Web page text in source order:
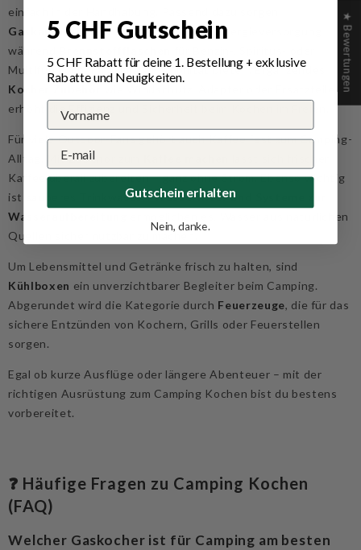
einfach in der Handhabung. Passend dazu sorgen
Gaskartuschen
für eine zuverlässige Energieversorgung,
während
Multifuelkocher maximale Flexibilität bieten. Ergänzendes
Kocher Zubehör
wie Windschutz, Adapter oder Ersatzteile
erhöht die Effizienz und Sicherheit beim Kochen im Freien.
Für viele Outdoor-Fans gehört auch Kaffee fest zum Camping-
Alltag. Mit Zubehör zum
Kaffee überall zubereiten – ganz ohne Strom. Ebenso wichtig
ist sauberes Trinkwasser:Wasserfilter und Systeme zur
Wasseraufbereitung
ermöglichen es, Wasser aus natürlichen
Quellen sicher nutzbar zu machen.
Um Lebensmittel und Getränke frisch zu halten, sind
Kühlboxen ein unverzichtbarer Begleiter beim Camping.
Abgerundet wird die Kategorie durch Feuerzeuge, die für das
sichere Entzünden von Kochern, Grills oder Feuerstellen
sorgen.
Egal ob kurze Ausflüge oder längere Abenteuer – mit der
richtigen Ausrüstung zum Camping Kochen bist du bestens
vorbereitet.
❓ Häufige Fragen zu Camping Kochen
(FAQ)
Welcher Gaskocher ist für Camping am besten
★ Bewertungen
5 CHF Gutschein
5 CHF Rabatt für deine 1. Bestellung+ exklusive
Rabatte und Neuigkeiten.
Gutschein erhalten
Nein, danke.